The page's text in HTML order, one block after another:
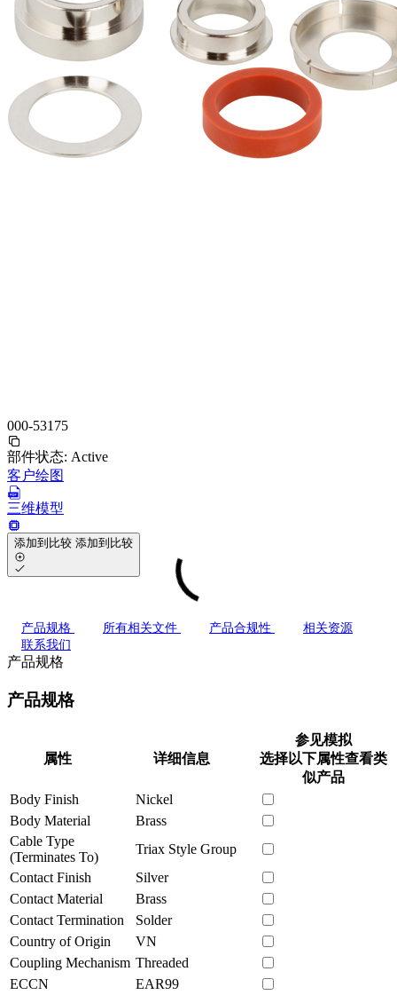
000-53175
部件状态: Active
客户绘图
三维模型
添加到比较 添加到比较
产品规格 所有相关文件 产品合规性
相关资源
联系我们
产品规格
产品规格
属性 详细信息
参见模拟
选择以下属性查看类
似产品
Body Finish
Nickel
Body Material
Brass
Cable Type
(Terminates To)
Triax Style Group
Contact Finish
Silver
Contact Material
Brass
Contact Termination
Solder
Country of Origin
VN
Coupling Mechanism Threaded
ECCN
EAR99